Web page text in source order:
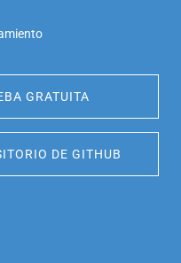
GRATUITA
DE GITHUB